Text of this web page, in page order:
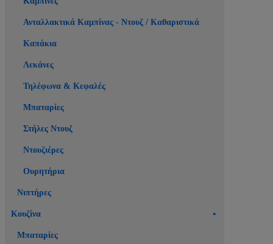
Ανταλλακτικά Καμπίνας - Ντουζ / Καθαριστικά
Καπάκια
Λεκάνες
Τηλέφωνα & Κεφαλές
Μπαταρίες
Στήλες Ντουζ
Ντουζιέρες
Ουρητήρια
Νιπτήρες
Κουζίνα
Μπαταρίες